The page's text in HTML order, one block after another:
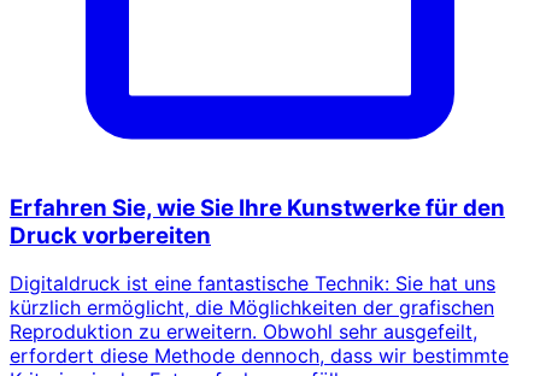
Erfahren Sie, wie Sie Ihre Kunstwerke für den
Druck vorbereiten
Digitaldruck ist eine fantastische Technik: Sie hat uns
kürzlich ermöglicht, die Möglichkeiten der grafischen
Reproduktion zu erweitern. Obwohl sehr ausgefeilt,
erfordert diese Methode dennoch, dass wir bestimmte